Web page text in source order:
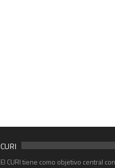
CURI
El CURI tiene como objetivo central